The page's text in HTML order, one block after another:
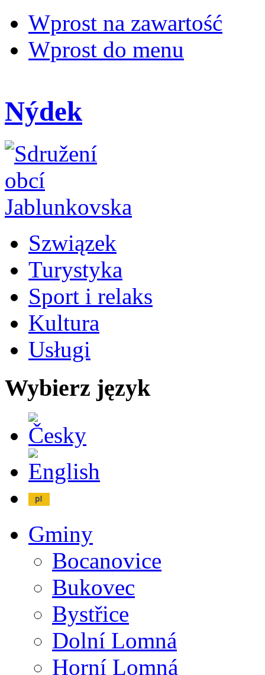
Wprost na zawartość
Wprost do menu
Nýdek
Szwiązek
Turystyka
Sport i relaks
Kultura
Usługi
Wybierz język
Gminy
Bocanovice
Bukovec
Bystřice
Dolní Lomná
Horní Lomná